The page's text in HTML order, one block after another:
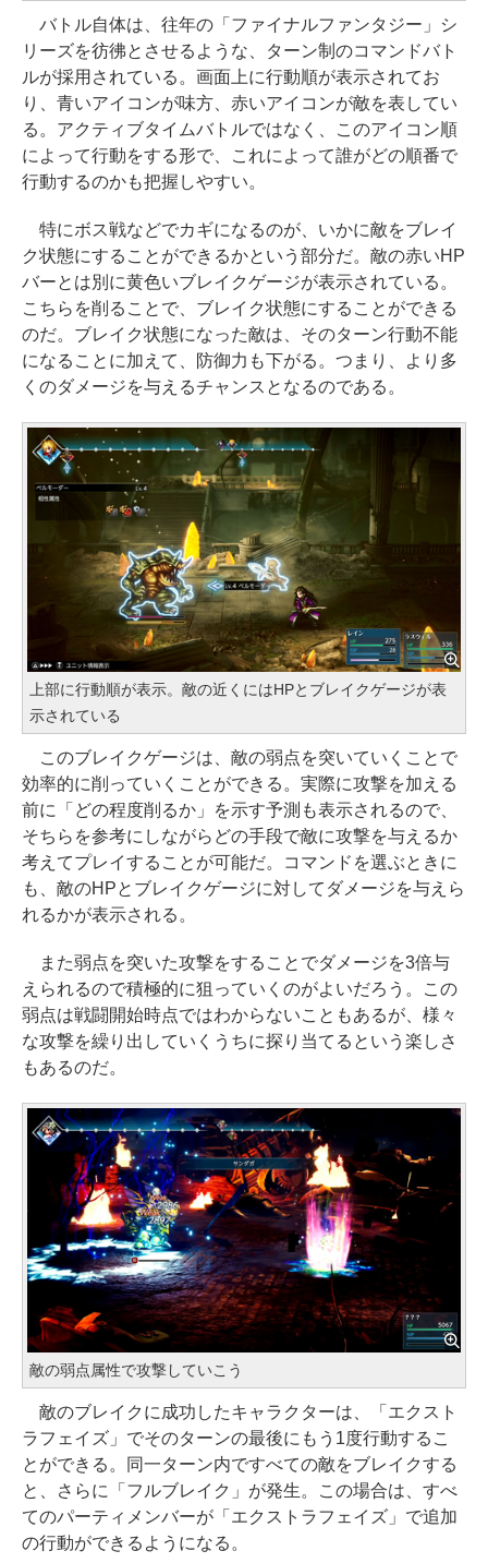
バトル自体は、往年の「ファイナルファンタジー」シ
リーズを彷彿とさせるような、ターン制のコマンドバト
ルが採用されている。画面上に行動順が表示されてお
り、青いアイコンが味方、赤いアイコンが敵を表してい
る。アクティブタイムバトルではなく、このアイコン順
によって行動をする形で、これによって誰がどの順番で
行動するのかも把握しやすい。
特にボス戦などでカギになるのが、いかに敵をブレイ
ク状態にすることができるかという部分だ。敵の赤いHP
バーとは別に黄色いブレイクゲージが表示されている。
こちらを削ることで、ブレイク状態にすることができる
のだ。ブレイク状態になった敵は、そのターン行動不能
になることに加えて、防御力も下がる。つまり、より多
くのダメージを与えるチャンスとなるのである。
上部に行動順が表示。敵の近くにはHPとブレイクゲージが表
示されている
このブレイクゲージは、敵の弱点を突いていくことで
効率的に削っていくことができる。実際に攻撃を加える
前に「どの程度削るか」を示す予測も表示されるので、
そちらを参考にしながらどの手段で敵に攻撃を与えるか
考えてプレイすることが可能だ。コマンドを選ぶときに
も、敵のHPとブレイクゲージに対してダメージを与えら
れるかが表示される。
また弱点を突いた攻撃をすることでダメージを3倍与
えられるので積極的に狙っていくのがよいだろう。この
弱点は戦闘開始時点ではわからないこともあるが、様々
な攻撃を繰り出していくうちに探り当てるという楽しさ
もあるのだ。
敵の弱点属性で攻撃していこう
敵のブレイクに成功したキャラクターは、「エクスト
ラフェイズ」でそのターンの最後にもう1度行動するこ
とができる。同一ターン内ですべての敵をブレイクする
と、さらに「フルブレイク」が発生。この場合は、すべ
てのパーティメンバーが「エクストラフェイズ」で追加
の行動ができるようになる。